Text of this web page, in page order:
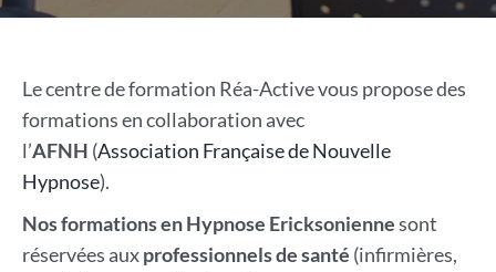
Le centre de formation Réa-Active vous propose des
formations en collaboration avec
l’AFNH (Association Française de Nouvelle
Hypnose).
Nos formations en Hypnose Ericksoniennesont
réservées auxprofessionnels de santé (infirmières,